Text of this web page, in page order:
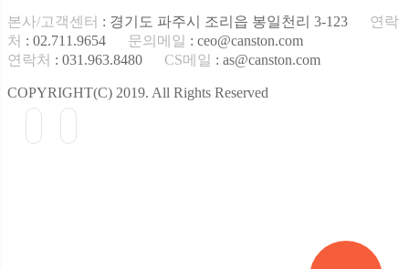
본사/고객센터 : 경기도 파주시 조리읍 봉일천리 3-123
연락
처 : 02.711.9654 문의메일 : ceo@canston.com
연락처 : 031.963.8480 CS메일 : as@canston.com
COPYRIGHT(C) 2019. All Rights Reserved